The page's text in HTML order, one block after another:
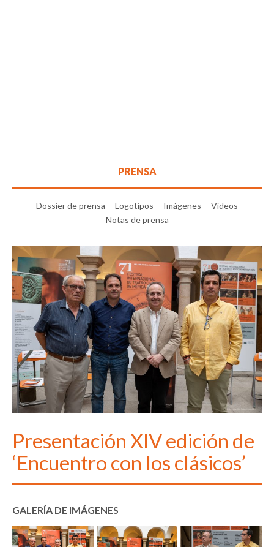
PRENSA
Dossier de prensa Logotipos Imágenes
Vídeos
Notas de prensa
Presentación XIV edición de
‘Encuentro con los clásicos’
GALERÍA DE IMÁGENES